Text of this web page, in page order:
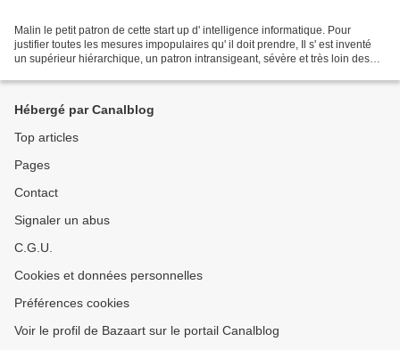
Malin le petit patron de cette start up d' intelligence informatique. Pour
justifier toutes les mesures impopulaires qu' il doit prendre, Il s' est inventé
un supérieur hiérarchique, un patron intransigeant, sévère et très loin des
Hébergé par Canalblog
Top articles
Pages
Contact
Signaler un abus
C.G.U.
Cookies et données personnelles
Préférences cookies
Voir le profil de Bazaart sur le portail Canalblog